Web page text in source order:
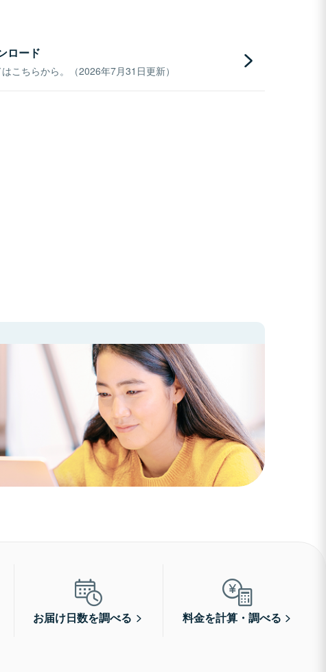
ロード
こちらから。（2026年7月31日更新）
お届け日数を調べる 料金を計算・調べる